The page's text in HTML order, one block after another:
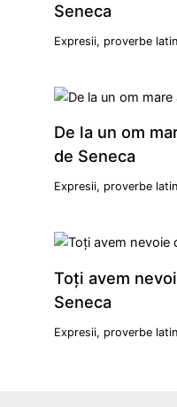
Seneca
Expresii, proverbe
De la un om
de Seneca
Expresii, proverbe
Toți avem
Seneca
Expresii, proverbe